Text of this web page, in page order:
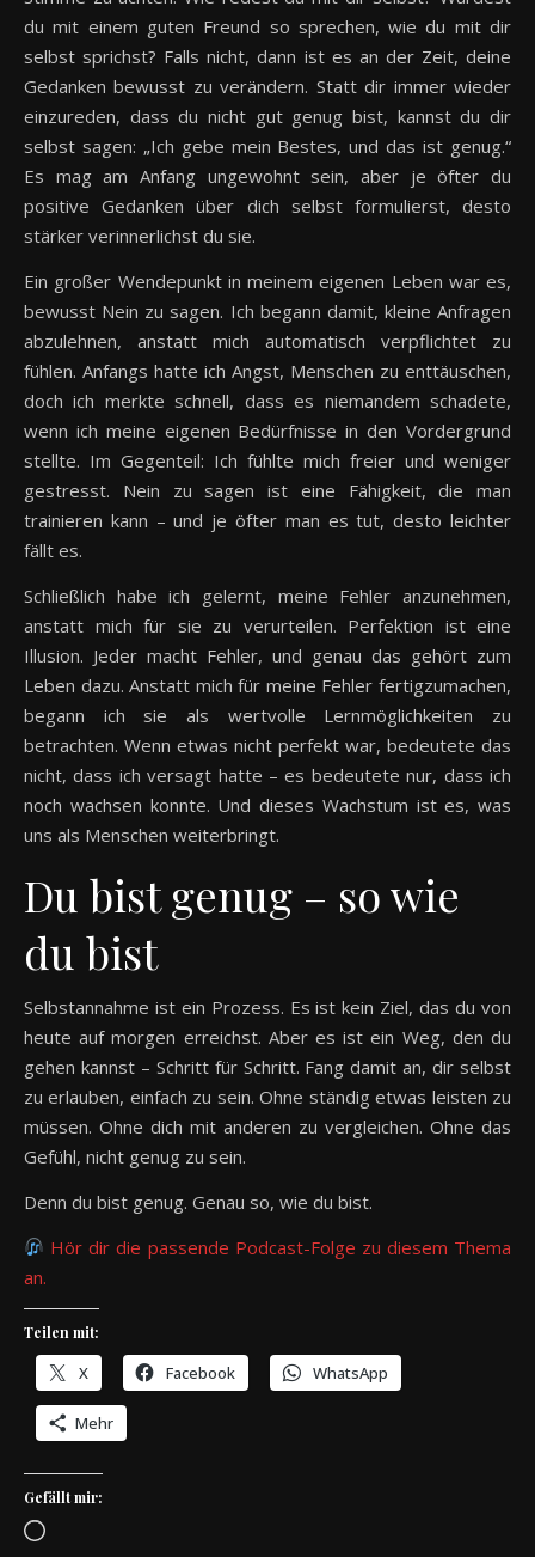
du mit einem guten Freund so sprechen, wie du mit dir
selbst sprichst? Falls nicht, dann ist es an der Zeit, deine
Gedanken bewusst zu verändern. Statt dir immer wieder
einzureden, dass du nicht gut genug bist, kannst du dir
selbst sagen: „Ich gebe mein Bestes, und das ist genug.“
Es mag am Anfang ungewohnt sein, aber je öfter du
positive Gedanken über dich selbst formulierst, desto
stärker verinnerlichst du sie.
Ein großer Wendepunkt in meinem eigenen Leben war es,
bewusst Nein zu sagen. Ich begann damit, kleine Anfragen
abzulehnen, anstatt mich automatisch verpflichtet zu
fühlen. Anfangs hatte ich Angst, Menschen zu enttäuschen,
doch ich merkte schnell, dass es niemandem schadete,
wenn ich meine eigenen Bedürfnisse in den Vordergrund
stellte. Im Gegenteil: Ich fühlte mich freier und weniger
gestresst. Nein zu sagen ist eine Fähigkeit, die man
trainieren kann – und je öfter man es tut, desto leichter
fällt es.
Schließlich habe ich gelernt, meine Fehler anzunehmen,
anstatt mich für sie zu verurteilen. Perfektion ist eine
Illusion. Jeder macht Fehler, und genau das gehört zum
Leben dazu. Anstatt mich für meine Fehler fertigzumachen,
begann ich sie als wertvolle Lernmöglichkeiten zu
betrachten. Wenn etwas nicht perfekt war, bedeutete das
nicht, dass ich versagt hatte – es bedeutete nur, dass ich
noch wachsen konnte. Und dieses Wachstum ist es, was
uns als Menschen weiterbringt.
Du bist genug – so wie
du bist
Selbstannahme ist ein Prozess. Es ist kein Ziel, das du von
heute auf morgen erreichst. Aber es ist ein Weg, den du
gehen kannst – Schritt für Schritt. Fang damit an, dir selbst
zu erlauben, einfach zu sein. Ohne ständig etwas leisten zu
müssen. Ohne dich mit anderen zu vergleichen. Ohne das
Gefühl, nicht genug zu sein.
Denn du bist genug. Genau so, wie du bist.
Hör dir die passende Podcast-Folge zu diesem Thema
an.
Teilen mit:
X Facebook WhatsApp
Mehr
Gefällt mir:
Wird geladen …